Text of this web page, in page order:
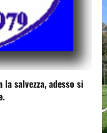
salvezza, adesso si